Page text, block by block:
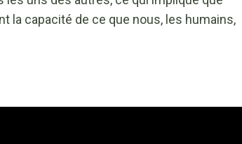
capacité de ce que nous, les humains,